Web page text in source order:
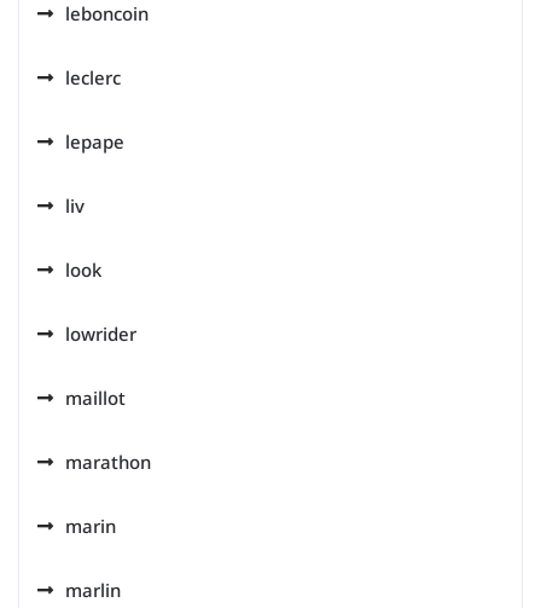
leboncoin
leclerc
lepape
liv
look
lowrider
maillot
marathon
marin
marlin